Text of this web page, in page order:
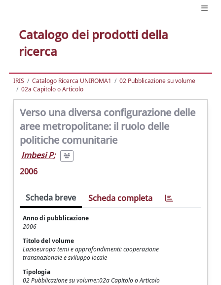
Catalogo dei prodotti della
ricerca
IRIS Catalogo Ricerca UNIROMA1
02 Pubblicazione su volume
02a Capitolo o Articolo
Verso una diversa configurazione delle
aree metropolitane: il ruolo delle
politiche comunitarie
Imbesi P;
2006
Scheda breve Scheda completa
Anno di pubblicazione
2006
Titolo del volume
Lazioeuropa temi e approfondimenti: cooperazione
transnazionale e sviluppo locale
Tipologia
02 Pubblicazione su volume::02a Capitolo o Articolo